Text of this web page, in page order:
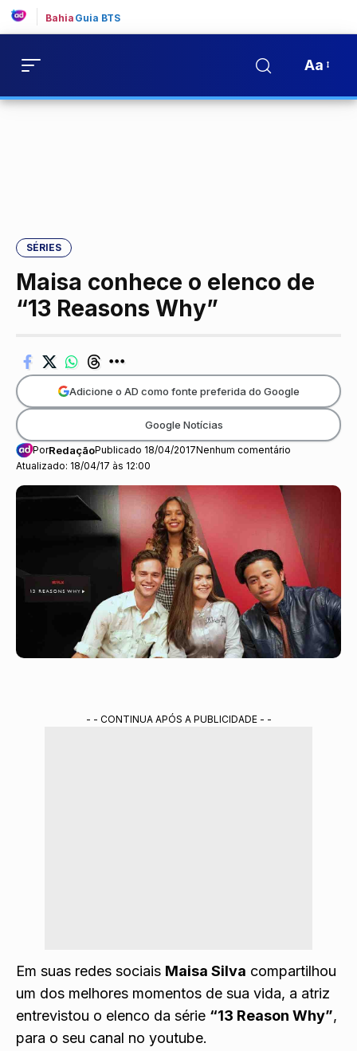
Bahia Guia BTS
Aa
SÉRIES
Maisa conhece o elenco de
“13 Reasons Why”
Atualizado: 18/04/17 às 12:00
PorRedaçãoPublicado 18/04/2017Nenhum comentário
Adicione o AD como fonte preferida do Google
Google Notícias
- - CONTINUA APÓS A PUBLICIDADE - -
Em suas redes sociais Maisa Silva compartilhou
um dos melhores momentos de sua vida, a atriz
entrevistou o elenco da série “13 Reason Why”,
para o seu canal no youtube.